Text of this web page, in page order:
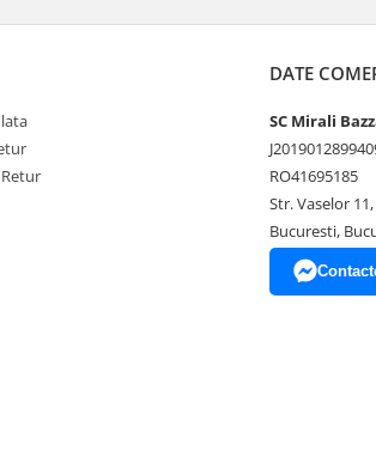
DATE
SC Mirali
RO41695185
Str. Vaselor
Bucuresti,